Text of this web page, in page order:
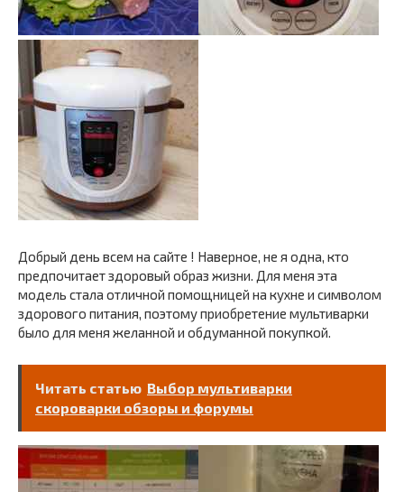
Добрый день всем на сайте ! Наверное, не я одна, кто
предпочитает здоровый образ жизни. Для меня эта
модель стала отличной помощницей на кухне и символом
здорового питания, поэтому приобретение мультиварки
было для меня желанной и обдуманной покупкой.
Читать статью Выбор мультиварки
скороварки обзоры и форумы